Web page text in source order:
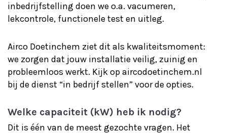
inbedrijfstelling doen we o.a. vacumeren,
lekcontrole, functionele test en uitleg.
Airco Doetinchem ziet dit als kwaliteitsmoment:
we zorgen dat jouw installatie veilig, zuinig en
probleemloos werkt. Kijk op aircodoetinchem.nl
bij de dienst “in bedrijf stellen” voor de opties.
Welke capaciteit (kW) heb ik nodig?
Dit is één van de meest gezochte vragen. Het